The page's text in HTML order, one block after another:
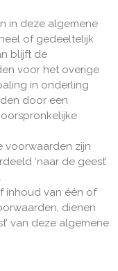
in deze algemene
of gedeeltelijk
blijft de
voor het overige
in onderling
door een
voorwaarden zijn
‘naar de geest’
inhoud van één of
dienen
van deze algemene